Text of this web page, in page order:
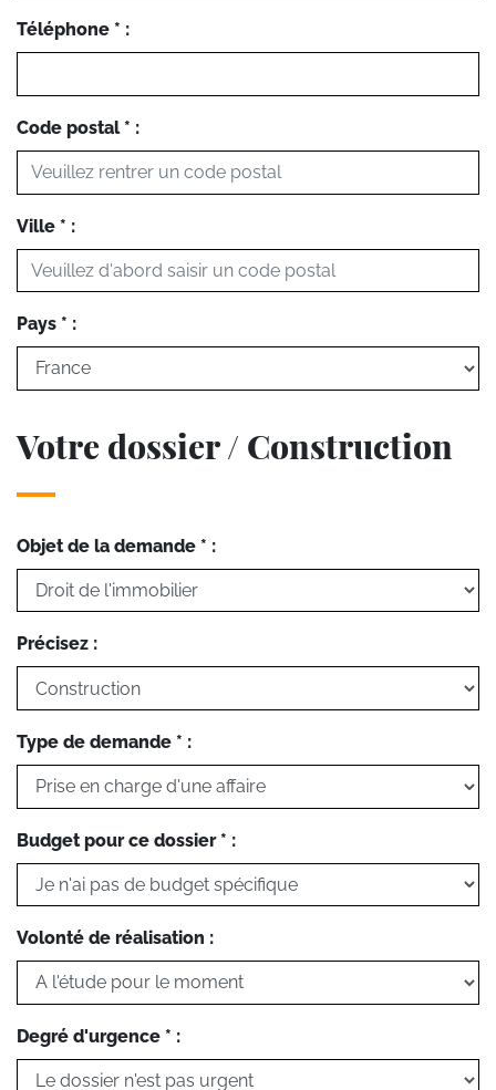
Téléphone * :
Code postal * :
Ville * :
Pays * :
Votre dossier / Construction
Objet de la demande * :
Précisez :
Type de demande * :
Budget pour ce dossier * :
Volonté de réalisation :
Degré d'urgence * :